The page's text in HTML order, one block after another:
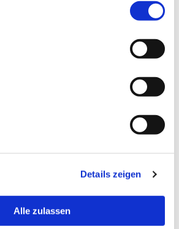
Details zeigen
Alle zulassen
nach Maß: